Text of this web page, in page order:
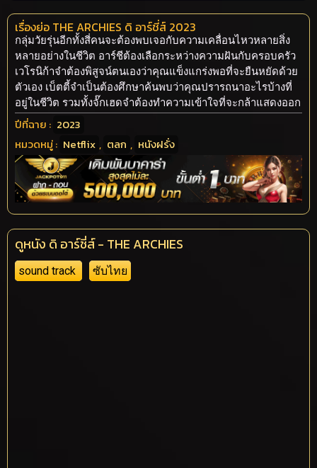
เรื่องย่อ THE ARCHIES ดิ อาร์ชี่ส์ 2023
กลุ่มวัยรุ่นอีกทั้งสี่คนจะต้องพบเจอกับความเคลื่อนไหวหลายสิ่ง
หลายอย่างในชีวิต อาร์ชีต้องเลือกระหว่างความฝันกับครอบครัว
เวโรนิก้าจำต้องพิสูจน์ตนเองว่าคุณแข็งแกร่งพอที่จะยืนหยัดด้วย
ตัวเอง เบ็ตตี้จำเป็นต้องศึกษาค้นพบว่าคุณปรารถนาอะไรบ้างที่
อยู่ในชีวิต รวมทั้งจั๊กเฮดจำต้องทำความเข้าใจที่จะกล้าแสดงออก
ปีที่ฉาย : 2023
หมวดหมู่ : Netflix , ตลก , หนังฝรั่ง
ดูหนัง ดิ อาร์ชี่ส์ - THE ARCHIES
sound track ซับไทย